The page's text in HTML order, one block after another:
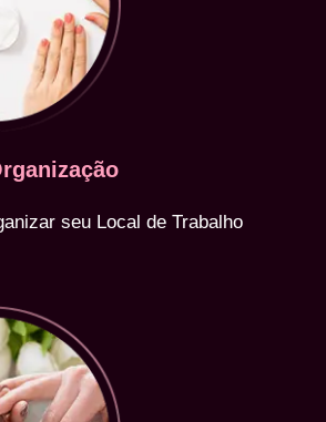
seu Local de Trabalho